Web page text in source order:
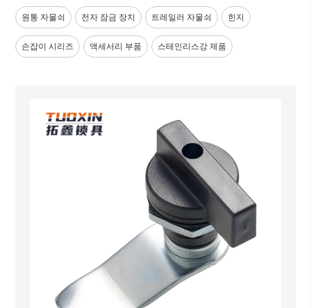
원통 자물쇠 전자 잠금 장치 트레일러 자물쇠 힌지
손잡이 시리즈 액세서리 부품 스테인리스강 제품